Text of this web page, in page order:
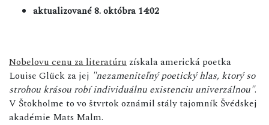
aktualizované 8. októbra 14:02
Nobelovu cenu za literatúru získala americká poetka
Louise Glück za jej "nezameniteľný poetický hlas, ktorý so
strohou krásou robí individuálnu existenciu univerzálnou".
V Štokholme to vo štvrtok oznámil stály tajomník Švédskej
akadémie Mats Malm.